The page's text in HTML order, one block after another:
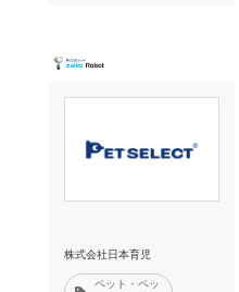
株式会社日本育児
ペット・ペッ